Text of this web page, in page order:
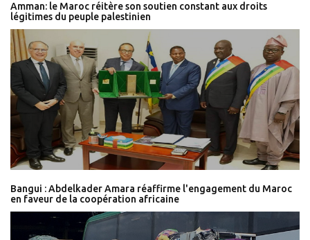
Amman: le Maroc réitère son soutien constant aux droits
légitimes du peuple palestinien
Bangui : Abdelkader Amara réaffirme l'engagement du Maroc
en faveur de la coopération africaine